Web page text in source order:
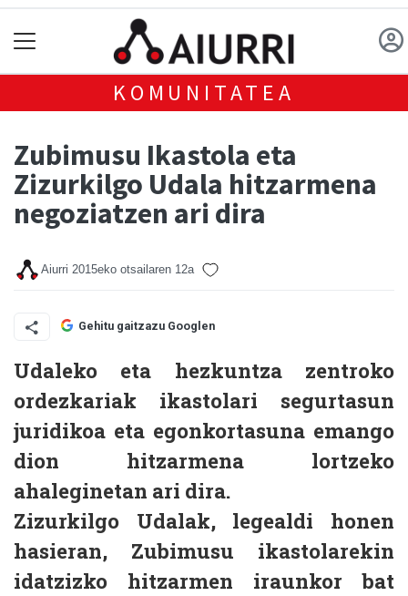
KOMUNITATEA
Zubimusu Ikastola eta
Zizurkilgo Udala hitzarmena
negoziatzen ari dira
Aiurri 2015eko otsailaren 12a
Gehitu gaitzazu Googlen
Udaleko eta hezkuntza zentroko
ordezkariak ikastolari segurtasun
juridikoa eta egonkortasuna emango
dion hitzarmena lortzeko
ahaleginetan ari dira.
Zizurkilgo Udalak, legealdi honen
hasieran, Zubimusu ikastolarekin
idatzizko hitzarmen iraunkor bat